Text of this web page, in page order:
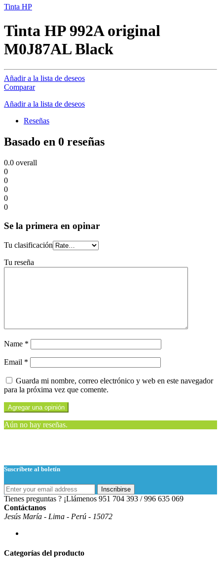
Tinta HP
Tinta HP 992A original
M0J87AL Black
Añadir a la lista de deseos
Comparar
Añadir a la lista de deseos
Reseñas
Basado en 0 reseñas
0.0 overall
0
0
0
0
0
Se la primera en opinar
Tu clasificación
Tu reseña
Name *
Email *
Guarda mi nombre, correo electrónico y web en este navegador
para la próxima vez que comente.
Aún no hay reseñas.
Suscríbete al boletín
Inscribirse
Tienes preguntas ? ¡Llámenos 951 704 393 / 996 635 069
Contáctanos
Jesús María - Lima - Perú - 15072
Categorías del producto